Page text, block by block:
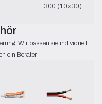
300 (10×30)
Wir passen sie individuell
ein Berater.